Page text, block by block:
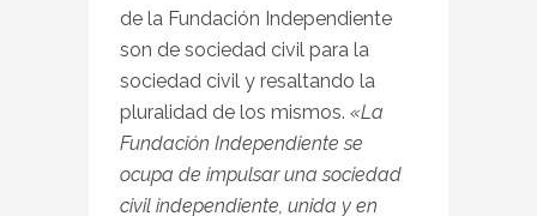
de la Fundación Independiente
son de sociedad civil para la
sociedad civil y resaltando la
pluralidad de los mismos. «La
Fundación Independiente se
ocupa de impulsar una sociedad
civil independiente, unida y en